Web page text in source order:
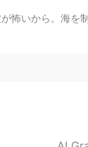
ュノーケリングしました。魚を